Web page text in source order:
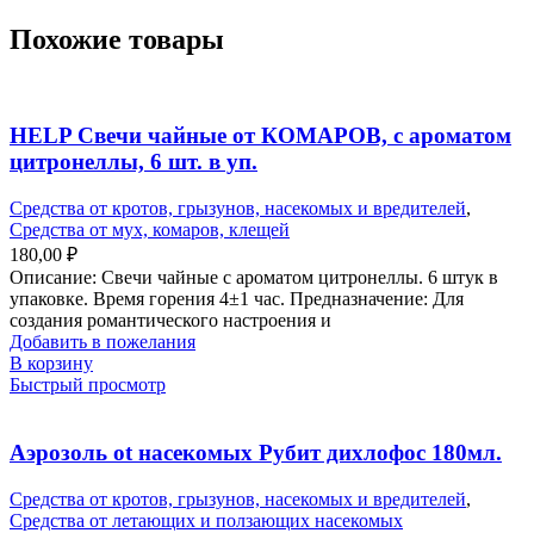
Похожие товары
HELP Свечи чайные от КОМАРОВ, c ароматом
цитронеллы, 6 шт. в уп.
Средства от кротов, грызунов, насекомых и вредителей,
Средства от мух, комаров, клещей
180,00 ₽
Описание: Свечи чайные с ароматом цитронеллы. 6 штук в
упаковке. Время горения 4±1 час. Предназначение: Для
создания романтического настроения и
Добавить в пожелания
В корзину
Быстрый просмотр
Аэрозоль ot насекомых Рубит дихлофос 180мл.
Средства от кротов, грызунов, насекомых и вредителей,
Средства от летающих и ползающих насекомых